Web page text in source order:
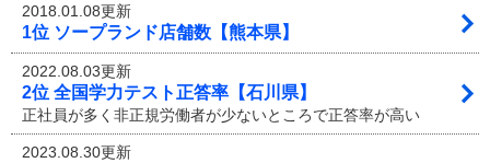
2018.01.08更新
1位 ソープランド店舗数【熊本県】
2022.08.03更新
2位 全国学力テスト正答率【石川県】
正社員が多く非正規労働者が少ないところで正答率が高い
2023.08.30更新